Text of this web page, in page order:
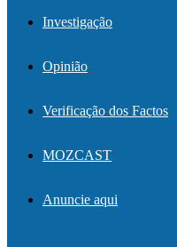
Investigação
Opinião
Verificação dos Factos
MOZCAST
Anuncie aqui